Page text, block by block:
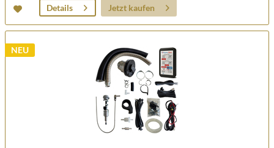
Details
Jetzt kaufen
NEU